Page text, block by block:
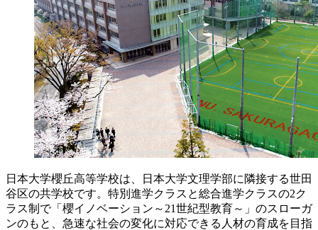
日本大学櫻丘高等学校は、日本大学文理学部に隣接する世田
谷区の共学校です。特別進学クラスと総合進学クラスの2ク
ラス制で「櫻イノベーション～21世紀型教育～」のスローガ
ンのもと、急速な社会の変化に対応できる人材の育成を目指